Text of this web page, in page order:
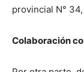
provincial N°
Colaboración